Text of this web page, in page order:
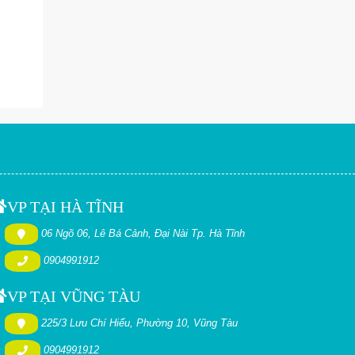
VP TẠI HÀ TĨNH
06 Ngõ 06, Lê Bá Cảnh, Đại Nài Tp. Hà Tĩnh
0904991912
VP TẠI VŨNG TÀU
225/3 Lưu Chí Hiếu, Phường 10, Vũng Tàu
0904991912